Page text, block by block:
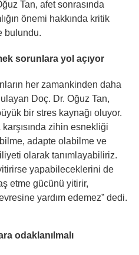
Tan, afet sonrasında
önemi hakkında kritik
bulundu.
sorunlara yol açıyor
her zamankinden daha
Doç. Dr. Oğuz Tan,
bir stres kaynağı oluyor.
zihin esnekliği
adapte olabilme ve
olarak tanımlayabiliriz.
yapabileceklerini de
etme gücünü yitirir,
yardım edemez” dedi.
odaklanılmalı